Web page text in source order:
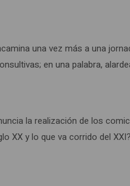
una vez más a una
en una palabra,
la realización de los
XX y lo que va corrido del XXI?